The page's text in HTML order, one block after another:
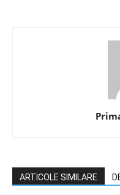
ARTICOLE SIMILARE